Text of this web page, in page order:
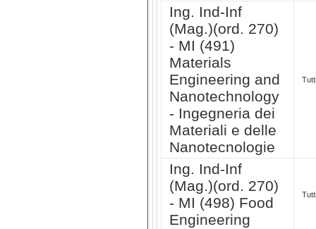
Ing. Ind-Inf
(Mag.)(ord. 270)
- MI (491)
Materials
Engineering and
Nanotechnology
- Ingegneria dei
Materiali e delle
Nanotecnologie
Ing. Ind-Inf
(Mag.)(ord. 270)
- MI (498) Food
Engineering